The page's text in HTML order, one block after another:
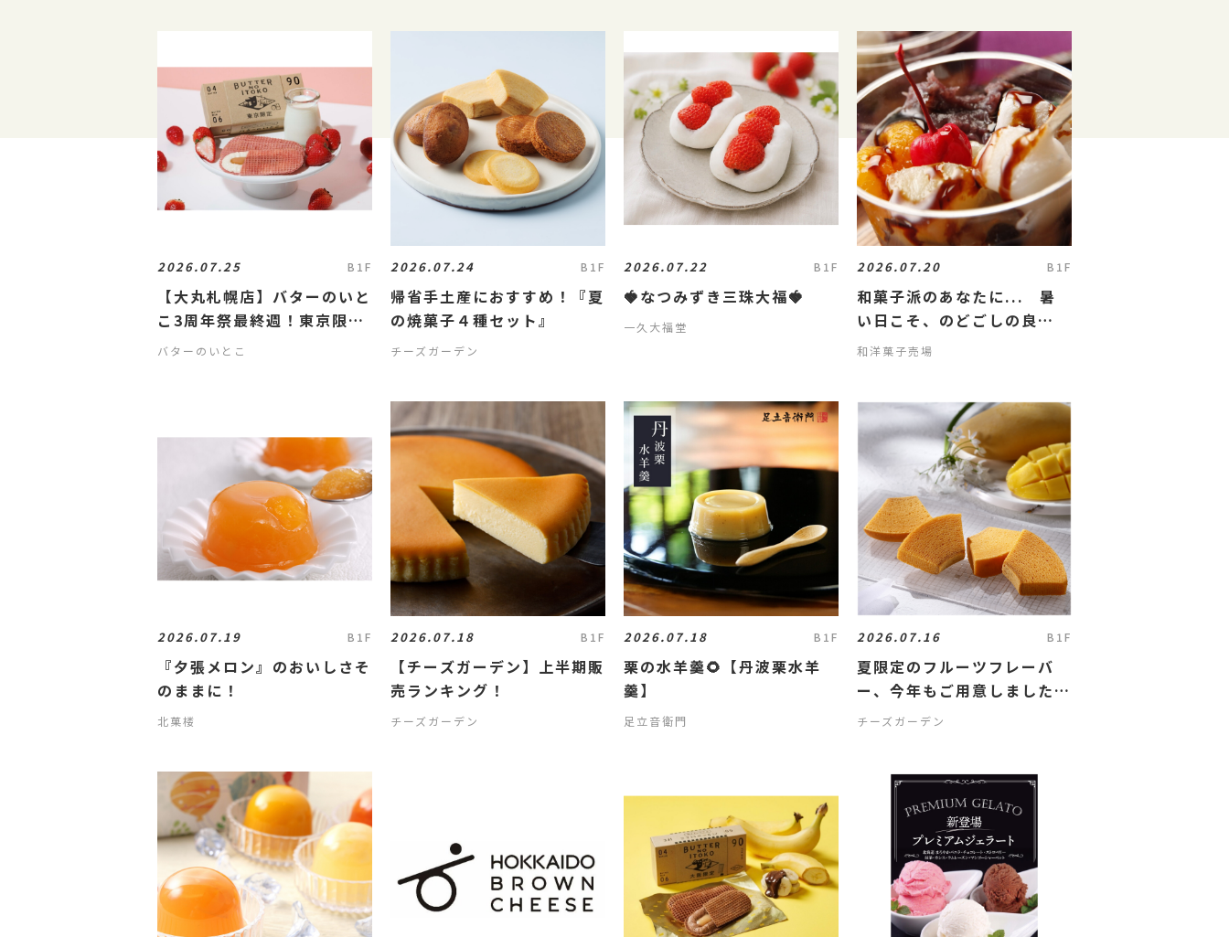
2026.07.25 B1F
【大丸札幌店】バターのいと
こ3周年祭最終週！東京限定
「いちごミルク」登場🍓
バターのいとこ
2026.07.24 B1F
帰省手土産におすすめ！『夏
の焼菓子４種セット』
チーズガーデン
2026.07.22 B1F
🍓なつみずき三珠大福🍓
一久大福堂
2026.07.20 B1F
和菓子派のあなたに... 暑
い日こそ、のどごしの良
い“あんみつ”を！
和洋菓子売場
2026.07.19 B1F
『夕張メロン』のおいしさそ
のままに！
北菓楼
2026.07.18 B1F
【チーズガーデン】上半期販
売ランキング！
チーズガーデン
2026.07.18 B1F
栗の水羊羹🌻【丹波栗水羊
羹】
足立音衛門
2026.07.16 B1F
夏限定のフルーツフレーバ
ー、今年もご用意しました
✨『マンゴーチーズバウム』
チーズガーデン